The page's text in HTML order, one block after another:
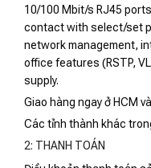
10/100 Mbit/s RJ45
contact with select/set
network management,
office features (RSTP,
supply.
Giao hàng ngay ở HCM
Các tỉnh thành khác
2: THANH TOÁN